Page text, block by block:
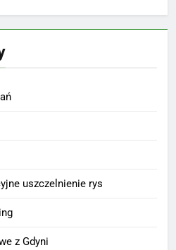
uszczelnienie rys
z Gdyni